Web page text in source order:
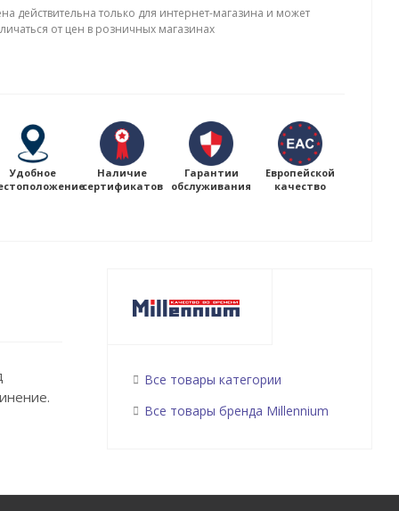
действительна только для интернет-магазина и может
от цен в розничных магазинах
Удобное
Наличие
сертификатов
Гарантии
обслуживания
Европейской
качество
Все товары категории
Все товары бренда Millennium